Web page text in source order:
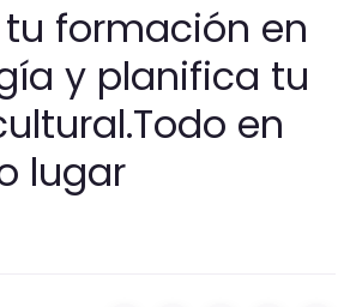
formación en
y planifica tu
en
lugar